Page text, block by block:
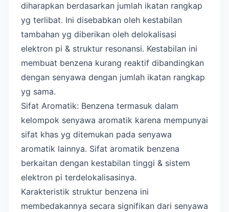
diharapkan berdasarkan jumlah ikatan rangkap
yg terlibat. Ini disebabkan oleh kestabilan
tambahan yg diberikan oleh delokalisasi
elektron pi & struktur resonansi. Kestabilan ini
membuat benzena kurang reaktif dibandingkan
dengan senyawa dengan jumlah ikatan rangkap
yg sama.
Sifat Aromatik: Benzena termasuk dalam
kelompok senyawa aromatik karena mempunyai
sifat khas yg ditemukan pada senyawa
aromatik lainnya. Sifat aromatik benzena
berkaitan dengan kestabilan tinggi & sistem
elektron pi terdelokalisasinya.
Karakteristik struktur benzena ini
membedakannya secara signifikan dari senyawa